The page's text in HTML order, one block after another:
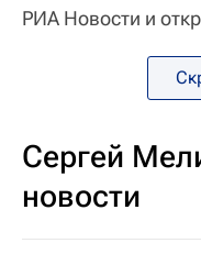
РИА Новости и
Сергей
новости